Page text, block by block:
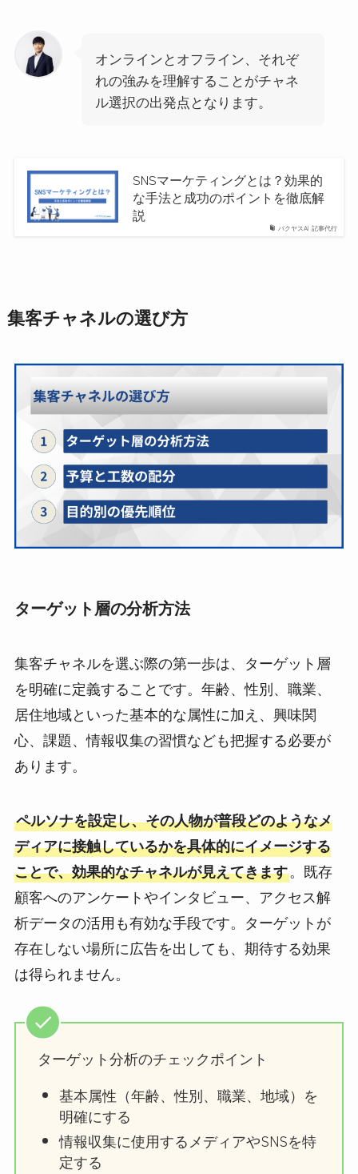
オンラインとオフライン、それぞ
れの強みを理解することがチャネ
ル選択の出発点となります。
バクヤスAI 記事代行
SNSマーケティングとは？効果的
な手法と成功のポイントを徹底解
説
集客チャネルの選び方
ターゲット層の分析方法
集客チャネルを選ぶ際の第一歩は、ターゲット層
を明確に定義することです。年齢、性別、職業、
居住地域といった基本的な属性に加え、興味関
心、課題、情報収集の習慣なども把握する必要が
あります。
ペルソナを設定し、その人物が普段どのようなメ
ディアに接触しているかを具体的にイメージする
ことで、効果的なチャネルが見えてきます。既存
顧客へのアンケートやインタビュー、アクセス解
析データの活用も有効な手段です。ターゲットが
存在しない場所に広告を出しても、期待する効果
は得られません。
ターゲット分析のチェックポイント
基本属性（年齢、性別、職業、地域）を
明確にする
情報収集に使用するメディアやSNSを特
定する